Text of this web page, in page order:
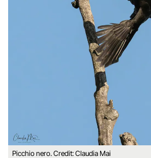
Picchio nero. Credit: Claudia Mai